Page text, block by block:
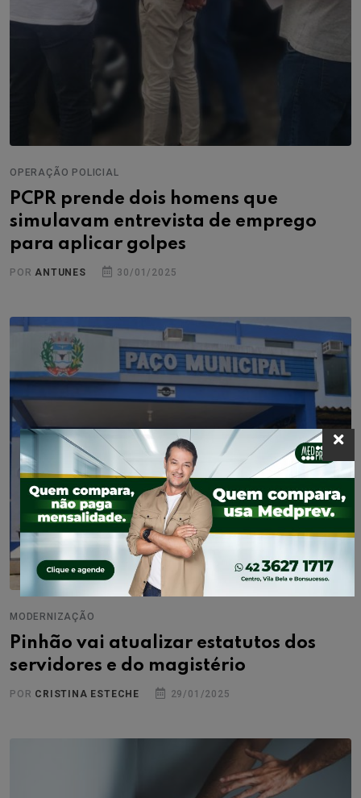
OPERAÇÃO POLICIAL
PCPR prende dois homens que
simulavam entrevista de emprego
para aplicar golpes
POR ANTUNES 30/01/2025
MODERNIZAÇÃO
Pinhão vai atualizar estatutos dos
servidores e do magistério
POR CRISTINA ESTECHE 29/01/2025